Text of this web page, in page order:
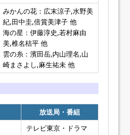
みかんの花：広末涼子,水野美
紀,田中圭,倍賞美津子 他
海の星：伊藤淳史,若村麻由
美,椎名桔平 他
雲の糸：濱田岳,内山理名,山
崎まさよし,麻生祐未 他
放送局・番組
テレビ東京・ドラマ